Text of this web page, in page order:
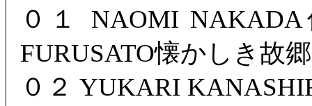
０１ NAOMI
FURUSATO懐かしき故
０２ YUKARI